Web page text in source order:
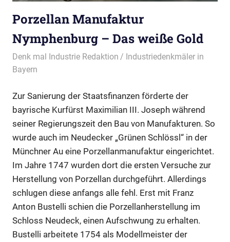
Porzellan Manufaktur
Nymphenburg – Das weiße Gold
10/07/2023
Denk mal Industrie Redaktion
Industriedenkmäler in
Bayern
Zur Sanierung der Staatsfinanzen förderte der
bayrische Kurfürst Maximilian III. Joseph während
seiner Regierungszeit den Bau von Manufakturen. So
wurde auch im Neudecker „Grünen Schlössl“ in der
Münchner Au eine Porzellanmanufaktur eingerichtet.
Im Jahre 1747 wurden dort die ersten Versuche zur
Herstellung von Porzellan durchgeführt. Allerdings
schlugen diese anfangs alle fehl. Erst mit Franz
Anton Bustelli schien die Porzellanherstellung im
Schloss Neudeck, einen Aufschwung zu erhalten.
Bustelli arbeitete 1754 als Modellmeister der